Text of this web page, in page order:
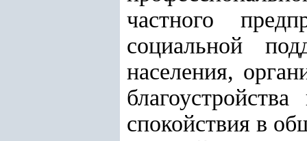
частного
социальной
населения,
спокойствия в